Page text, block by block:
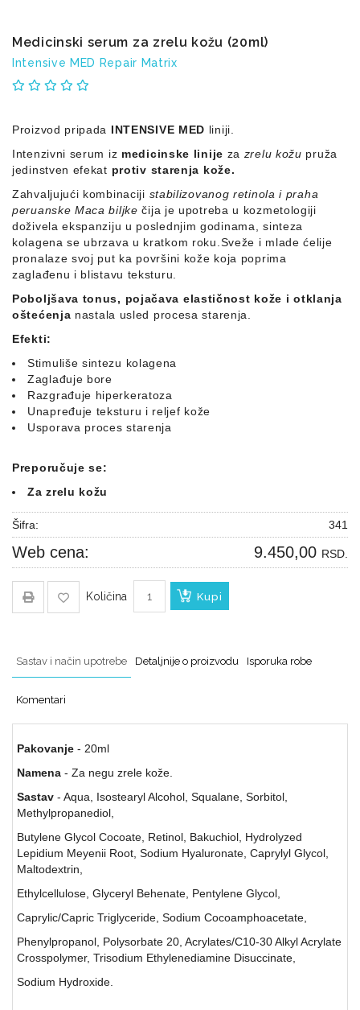
Medicinski serum za zrelu kožu (20ml)
Intensive MED Repair Matrix
Proizvod pripada INTENSIVE MED liniji.
Intenzivni serum iz medicinske linije za zrelu kožu pruža
jedinstven efekat protiv starenja kože.
Zahvaljujući kombinaciji stabilizovanog retinola i praha
peruanske Maca biljke čija je upotreba u kozmetologiji
doživela ekspanziju u poslednjim godinama, sinteza
kolagena se ubrzava u kratkom roku. Sveže i mlade ćelije
pronalaze svoj put ka površini kože koja poprima
zaglađenu i blistavu teksturu.
Poboljšava tonus, pojačava elastičnost kože i otklanja
oštećenja nastala usled procesa starenja.
Efekti:
Stimuliše sintezu kolagena
Zaglađuje bore
Razgrađuje hiperkeratoza
Unapređuje teksturu i reljef kože
Usporava proces starenja
Preporučuje se:
Za zrelu kožu
Šifra: 341
Web cena: 9.450,00 RSD.
Količina Kupi
Sastav i način upotrebe Detaljnije o proizvodu Isporuka robe
Komentari
Pakovanje - 20ml
Namena - Za negu zrele kože.
Sastav - Aqua, Isostearyl Alcohol, Squalane, Sorbitol,
Methylpropanediol,
Butylene Glycol Cocoate, Retinol, Bakuchiol, Hydrolyzed
Lepidium Meyenii Root, Sodium Hyaluronate, Caprylyl Glycol,
Maltodextrin,
Ethylcellulose, Glyceryl Behenate, Pentylene Glycol,
Caprylic/Capric Triglyceride, Sodium Cocoamphoacetate,
Phenylpropanol, Polysorbate 20, Acrylates/C10-30 Alkyl Acrylate
Crosspolymer, Trisodium Ethylenediamine Disuccinate,
Sodium Hydroxide.